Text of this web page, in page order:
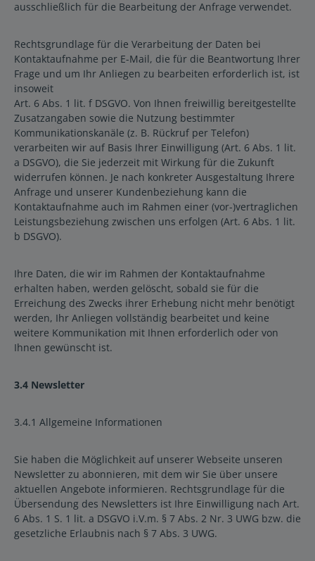
ausschließlich für die Bearbeitung der Anfrage verwendet.
Rechtsgrundlage für die Verarbeitung der Daten bei
Kontaktaufnahme per E-Mail, die für die Beantwortung Ihrer
Frage und um Ihr Anliegen zu bearbeiten erforderlich ist, ist
insoweit
Art. 6 Abs. 1 lit. f DSGVO. Von Ihnen freiwillig bereitgestellte
Zusatzangaben sowie die Nutzung bestimmter
Kommunikationskanäle (z. B. Rückruf per Telefon)
verarbeiten wir auf Basis Ihrer Einwilligung (Art. 6 Abs. 1 lit.
a DSGVO), die Sie jederzeit mit Wirkung für die Zukunft
widerrufen können. Je nach konkreter Ausgestaltung Ihrere
Anfrage und unserer Kundenbeziehung kann die
Kontaktaufnahme auch im Rahmen einer (vor-)vertraglichen
Leistungsbeziehung zwischen uns erfolgen (Art. 6 Abs. 1 lit.
b DSGVO).
Ihre Daten, die wir im Rahmen der Kontaktaufnahme
erhalten haben, werden gelöscht, sobald sie für die
Erreichung des Zwecks ihrer Erhebung nicht mehr benötigt
werden, Ihr Anliegen vollständig bearbeitet und keine
weitere Kommunikation mit Ihnen erforderlich oder von
Ihnen gewünscht ist.
3.4 Newsletter
3.4.1 Allgemeine Informationen
Sie haben die Möglichkeit auf unserer Webseite unseren
Newsletter zu abonnieren, mit dem wir Sie über unsere
aktuellen Angebote informieren. Rechtsgrundlage für die
Übersendung des Newsletters ist Ihre Einwilligung nach Art.
6 Abs. 1 S. 1 lit. a DSGVO i.V.m. § 7 Abs. 2 Nr. 3 UWG bzw. die
gesetzliche Erlaubnis nach § 7 Abs. 3 UWG.